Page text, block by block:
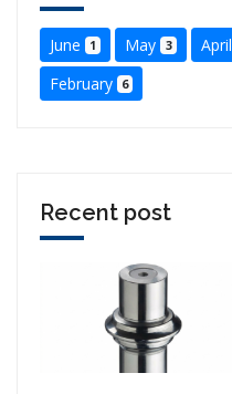
June 1 May 3 April
February 6
Recent post